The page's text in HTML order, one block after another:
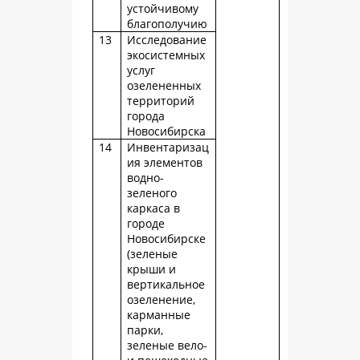
устойчивому
благополучию
13
Исследование
экосистемных
услуг
озелененных
территорий
города
Новосибирска
14
Инвентаризац
ия элементов
водно-
зеленого
каркаса в
городе
Новосибирске
(зеленые
крыши и
вертикальное
озеленение,
карманные
парки,
зеленые вело-